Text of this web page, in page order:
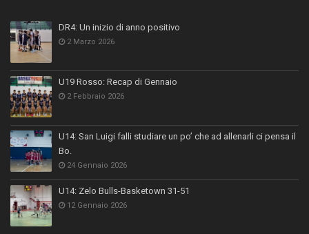
DR4: Un inizio di anno positivo
2 Marzo 2026
U19 Rosso: Recap di Gennaio
2 Febbraio 2026
U14: San Luigi falli studiare un po’ che ad allenarli ci pensa il
Bo.
24 Gennaio 2026
U14: Zelo Bulls-Basketown 31-51
12 Gennaio 2026